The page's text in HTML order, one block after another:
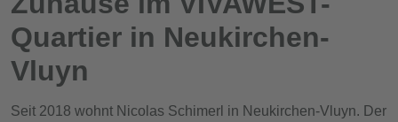
Quartier in Neukirchen-
Vluyn
Seit 2018 wohnt Nicolas Schimerl in Neukirchen-Vluyn. Der